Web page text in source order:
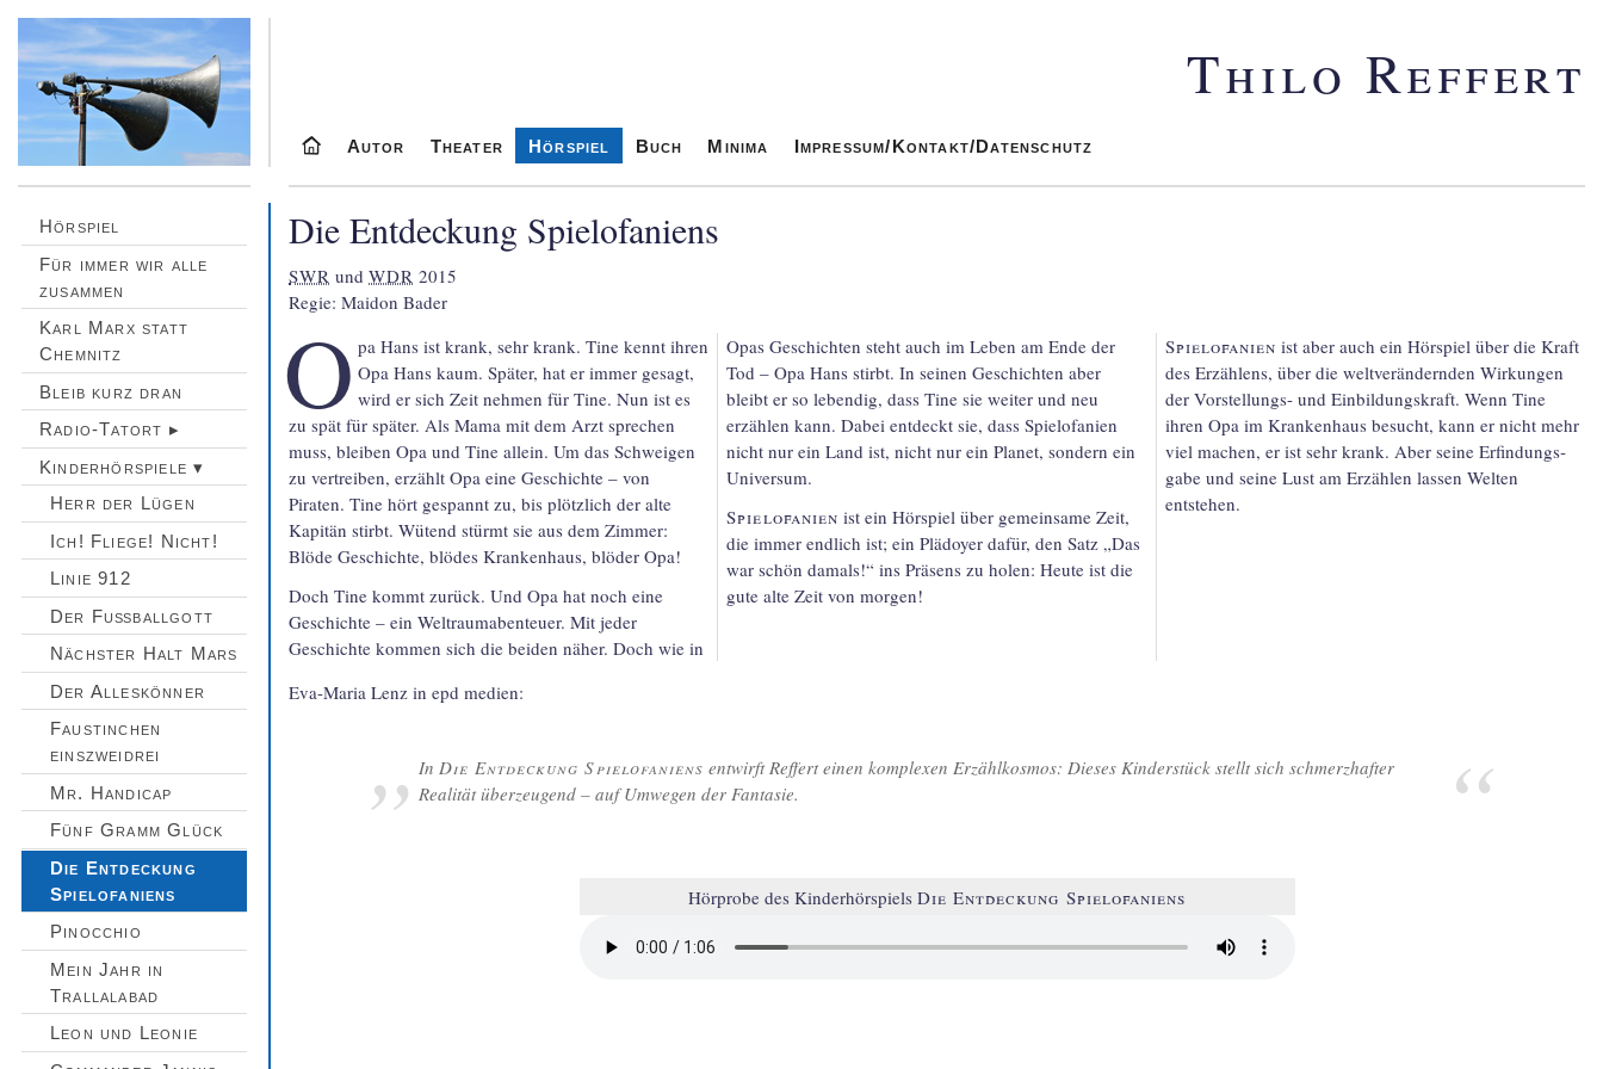
Thilo Reffert
Autor Theater Hörspiel Buch Minima Impressum/Kontakt/Datenschutz
Hörspiel
Für immer wir alle
zusammen
Karl Marx statt
Chemnitz
Bleib kurz dran
Radio-Tatort ▸
Kinderhörspiele ▾
Herr der Lügen
Ich! Fliege! Nicht!
Linie 912
Der Fußballgott
Nächster Halt Mars
Der Alleskönner
Faustinchen
einszweidrei
Mr. Handicap
Fünf Gramm Glück
Die Entdeckung
Spielofaniens
Pinocchio
Mein Jahr in
Trallalabad
Leon und Leonie
Die Entdeckung Spielofaniens
SWR und WDR 2015
Regie: Maidon Bader
O pa Hans ist krank, sehr krank. Tine kennt ihren
Opa Hans kaum. Später, hat er immer gesagt,
wird er sich Zeit nehmen für Tine. Nun ist es
zu spät für später. Als Mama mit dem Arzt sprechen
muss, bleiben Opa und Tine allein. Um das Schweigen
zu ver­trei­ben, erzählt Opa eine Geschichte – von
Piraten. Tine hört gespannt zu, bis plötzlich der alte
Kapitän stirbt. Wütend stürmt sie aus dem Zimmer:
Blöde Geschichte, blödes Kranken­haus, blöder Opa!
Doch Tine kommt zurück. Und Opa hat noch eine
Geschichte – ein Welt­raum­abenteuer. Mit jeder
Geschichte kommen sich die beiden näher. Doch wie in
Opas Geschichten steht auch im Leben am Ende der
Tod – Opa Hans stirbt. In seinen Geschichten aber
bleibt er so lebendig, dass Tine sie weiter und neu
erzählen kann. Dabei entdeckt sie, dass Spielo­fanien
nicht nur ein Land ist, nicht nur ein Planet, sondern ein
Universum.
Spielofanien ist ein Hörspiel über gemein­same Zeit,
die immer endlich ist; ein Plädoyer dafür, den Satz „Das
war schön damals!“ ins Präsens zu holen: Heute ist die
gute alte Zeit von morgen!
Spielofanien ist aber auch ein Hörspiel über die Kraft
des Erzählens, über die welt­verän­dern­den Wirkungen
der Vor­stellungs- und Ein­bildungs­kraft. Wenn Tine
ihren Opa im Kranken­haus besucht, kann er nicht mehr
viel machen, er ist sehr krank. Aber seine Erfindungs­
gabe und seine Lust am Erzählen lassen Welten
entstehen.
Eva-Maria Lenz in epd medien:
In Die Entdeckung Spielofaniens entwirft Reffert einen komplexen Erzählkosmos: Dieses Kinderstück stellt sich schmerzhafter
Realität überzeugend – auf Umwegen der Fantasie.
Hörprobe des Kinderhörspiels Die Entdeckung Spielofaniens